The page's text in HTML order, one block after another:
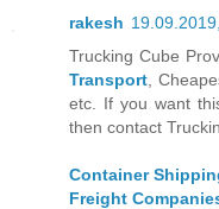
rakesh
Trucking Cube
Transport ,
etc. If you want
then contact
Container
Freight